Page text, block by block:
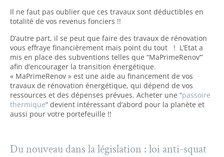
Il ne faut pas oublier que ces travaux sont déductibles en
totalité de vos revenus fonciers !!
D’autre part, il se peut que faire des travaux de rénovation
vous effraye financièrement mais point du tout ! L’Etat a
mis en place des subventions telles que “MaPrimeRenov’”
afin d’encourager la transition énergétique.
« MaPrimeRenov » est une aide au financement de vos
travaux de rénovation énergétique, qui dépend de vos
ressources et des dépenses prévues. Acheter une “passoire
thermique” devient intéressant d’abord pour la planète et
aussi pour votre portefeuille !!
Du nouveau dans la législation : loi anti-squat